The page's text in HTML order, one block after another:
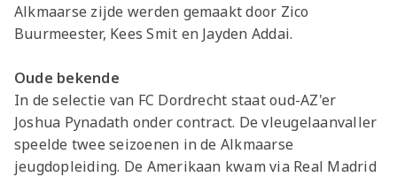
Alkmaarse zijde werden gemaakt door Zico
Buurmeester, Kees Smit en Jayden Addai.
Oude bekende
In de selectie van FC Dordrecht staat oud-AZ'er
Joshua Pynadath onder contract. De vleugelaanvaller
speelde twee seizoenen in de Alkmaarse
jeugdopleiding. De Amerikaan kwam via Real Madrid